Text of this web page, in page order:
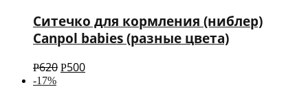
Ситечко для кормления (ниблер)
Canpol babies (разные цвета)
Р620 Р500
-17%